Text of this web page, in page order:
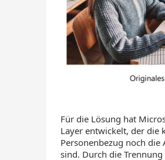
Für die Lösung hat
Layer entwickelt, der die
Personenbezug noch
sind. Durch die